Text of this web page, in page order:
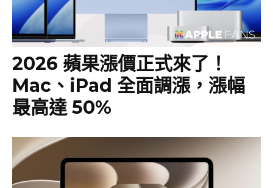
2026 蘋果漲價正式來了！
Mac、iPad 全面調漲，漲幅
最高達 50%